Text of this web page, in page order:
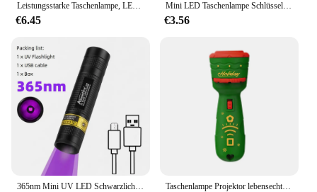
€6.45
Mini LED Taschenlampe Schlüssel bund Licht helle Cob Lichter USB wiederauf ladbare Arbeits scheinwerfer Angeln Laterne mit Magnet eingebaute Batterie
€3.56
Taschenlampe Projektor lebensechte 24 Arten von Design Bildung Santa Claus Baum Spielzeug Geschenke